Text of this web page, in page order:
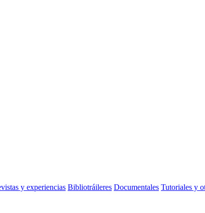
y experiencias Bibliotráileres Documentales Tutoriales y